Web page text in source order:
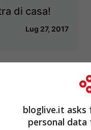
di casa!
Lug 27, 2017
senza
nel Regno
già realtà
bloglive.it asks
personal